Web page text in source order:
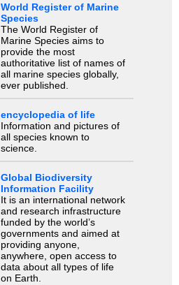
World Register of Marine
Species
The World Register of
Marine Species aims to
provide the most
authoritative list of names of
all marine species globally,
ever published.
encyclopedia of life
Information and pictures of
all species known to
science.
Global Biodiversity
Information Facility
It is an international network
and research infrastructure
funded by the world’s
governments and aimed at
providing anyone,
anywhere, open access to
data about all types of life
on Earth.